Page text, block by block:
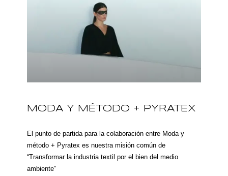
MODA Y MÉTODO + PYRATEX
El punto de partida para la colaboración entre Moda y
método + Pyratex es nuestra misión común de
“Transformar la industria textil por el bien del medio
ambiente”